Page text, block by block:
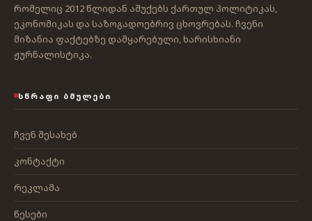
რომელიც 2012 წლიდან აშუქებს ქართულ პოლიტიკას,
ეკონომიკას და საზოგადოებრივ ცხოვრებას. ჩვენი
მიზანია ფაქტებზე დამყარებული, ხარისხიანი
ჟურნალისტიკა.
ᲡᲬᲠᲐᲤᲘ ᲑᲛᲣᲚᲔᲑᲘ
ჩვენ შესახებ
კონტაქტი
რეკლამა
წესები